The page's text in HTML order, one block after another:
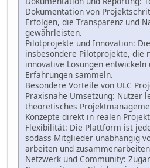
Dokumentation von
Erfolgen, die Transparenz und
gewährleisten.
Pilotprojekte und Innovation:
insbesondere Pilotprojekte, die
innovative Lösungen entwickeln
Erfahrungen sammeln.
Besondere Vorteile von ULC
Praxisnahe Umsetzung: Nutzer
theoretisches
Konzepte direkt in realen
Flexibilität: Die Plattform ist
sodass Mitglieder unabhängig
arbeiten und
Netzwerk und Community: